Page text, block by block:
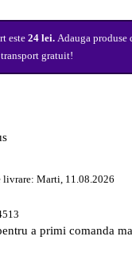
este 24 lei. Adauga produse
gratuit!
livrare: Marti, 11.08.2026
a primi comanda